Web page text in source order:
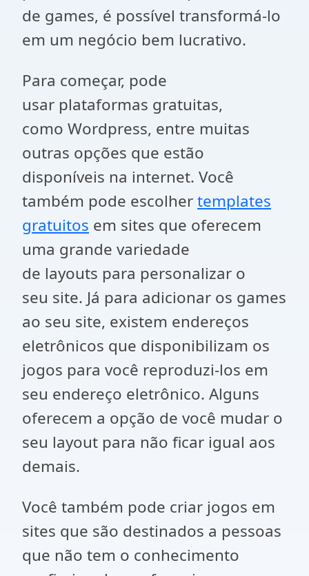
de games, é possível transformá-lo
em um negócio bem lucrativo.
Para começar, pode
usar plataformas gratuitas,
como Wordpress, entre muitas
outras opções que estão
disponíveis na internet. Você
também pode escolhertemplates
gratuitos em sites que oferecem
uma grande variedade
de layouts para personalizar o
seu site. Já para adicionar os games
ao seu site, existem endereços
eletrônicos que disponibilizam os
jogos para você reproduzi-los em
seu endereço eletrônico. Alguns
oferecem a opção de você mudar o
seu layout para não ficar igual aos
demais.
Você também pode criar jogos em
sites que são destinados a pessoas
que não tem o conhecimento